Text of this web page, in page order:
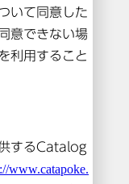
ません。